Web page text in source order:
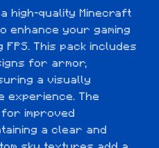
high-quality Minecraft
enhance your gaming
This pack includes
for armor,
a visually
experience. The
improved
a clear and